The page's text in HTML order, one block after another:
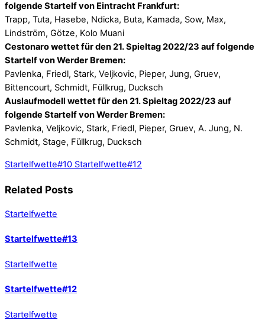
folgende Startelf von Eintracht Frankfurt:
Trapp, Tuta, Hasebe, Ndicka, Buta, Kamada, Sow, Max,
Lindström, Götze, Kolo Muani
Cestonaro wettet für den 21. Spieltag 2022/23 auf folgende
Startelf von Werder Bremen:
Pavlenka, Friedl, Stark, Veljkovic, Pieper, Jung, Gruev,
Bittencourt, Schmidt, Füllkrug, Ducksch
Auslaufmodell wettet für den 21. Spieltag 2022/23 auf
folgende Startelf von Werder Bremen:
Pavlenka, Veljkovic, Stark, Friedl, Pieper, Gruev, A. Jung, N.
Schmidt, Stage, Füllkrug, Ducksch
Startelfwette#10 Startelfwette#12
Related Posts
Startelfwette
Startelfwette#13
Startelfwette
Startelfwette#12
Startelfwette